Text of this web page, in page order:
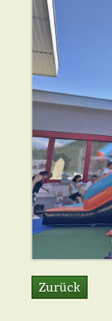
Zurück